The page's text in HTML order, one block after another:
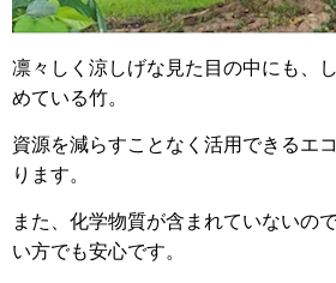
凛々しく涼しげな見た目の中にも、
めている竹。
資源を減らすことなく活用できるエ
ります。
また、化学物質が含まれていないの
い方でも安心です。